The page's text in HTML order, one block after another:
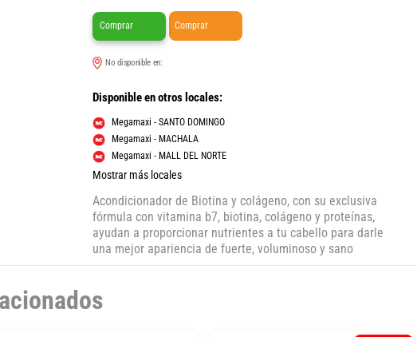
Comprar Comprar
No disponible en:
Disponible en otros locales:
Megamaxi - SANTO DOMINGO
Megamaxi - MACHALA
Megamaxi - MALL DEL NORTE
Mostrar más locales
Acondicionador de Biotina y colágeno, con su exclusiva
fórmula con vitamina b7, biotina, colágeno y proteínas,
ayudan a proporcionar nutrientes a tu cabello para darle
una mejor apariencia de fuerte, voluminoso y sano